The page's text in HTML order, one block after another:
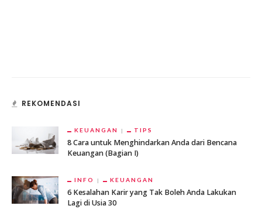
REKOMENDASI
KEUANGAN TIPS
8 Cara untuk Menghindarkan Anda dari Bencana
Keuangan (Bagian I)
INFO KEUANGAN
6 Kesalahan Karir yang Tak Boleh Anda Lakukan
Lagi di Usia 30